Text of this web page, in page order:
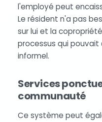
l'employé peut
Le résident n'a pas
sur lui et la
processus qui
informel.
Services
communauté
Ce système peut